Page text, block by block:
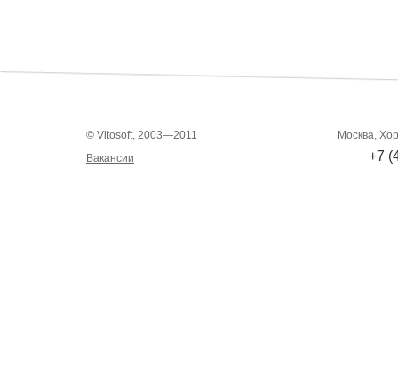
© Vitosoft, 2003—2011
Вакансии
Москва,
+7